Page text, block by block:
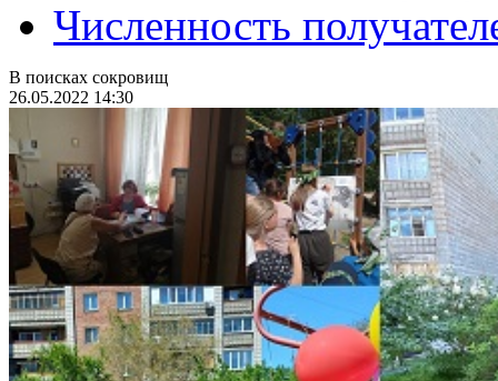
Численность
В поисках сокровищ
26.05.2022 14:30